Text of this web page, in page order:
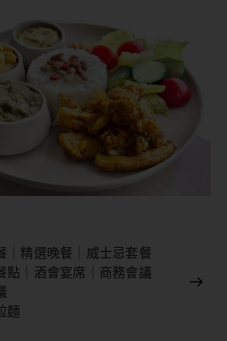
｜精選晚餐｜威士忌套餐
點｜酒會宴席｜商務會議
麵